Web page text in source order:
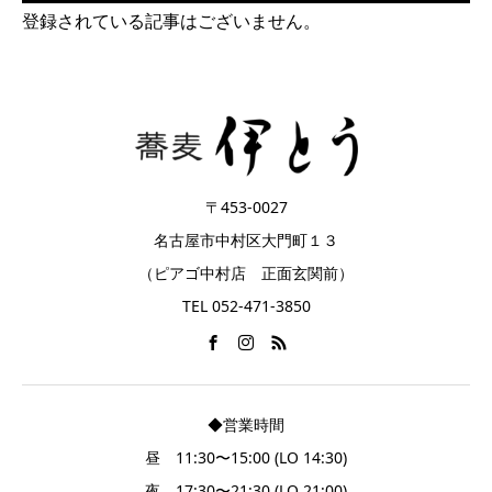
登録されている記事はございません。
〒453-0027
名古屋市中村区大門町１３
（ピアゴ中村店 正面玄関前）
TEL 052-471-3850
◆営業時間
昼 11:30〜15:00 (LO 14:30)